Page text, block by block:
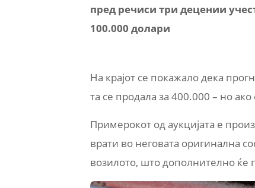
пред речиси три децении
100.000 долари
На крајот се покажало дека
та се продала за 400.000 – но
Примерокот од аукцијата е
врати во неговата оригинална
возилото, што дополнително ќе